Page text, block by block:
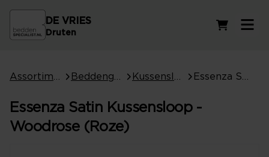
DE VRIES
Druten
Essenza Satin Kussensloop -
Woodrose (Roze)